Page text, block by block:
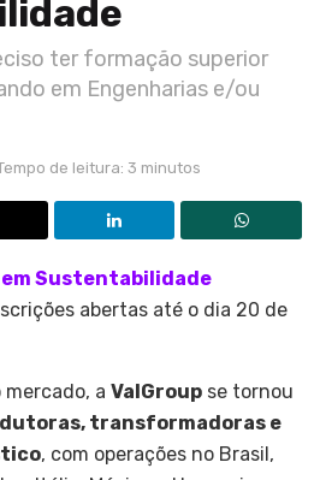
ter formação superior
em Engenharias e/ou
de leitura: 3 minutos
Sustentabilidade
abertas até o dia 20 de
mercado, a ValGroup se tornou
transformadoras e
, com operações no Brasil,